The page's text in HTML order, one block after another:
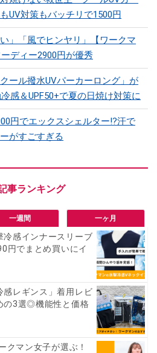
UV対策もバッチリで1500円
」「風でヒンヤリ」【ワークマ
ディー2900円が優秀
ール撥水UVパーカーロング」が
感＆UPF50+で夏の日焼け対策に
円でエックスシェルター!?汗で
がすごすぎる
一週間 一ヶ月
冷感インナースリーブ
円でまとめ買いにイ
感レギンス」着用レビ
の3選◎機能性と価格
クマン女子が選ぶ！